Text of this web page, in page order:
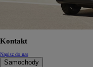
Kontakt
Napisz do nas
Samochody